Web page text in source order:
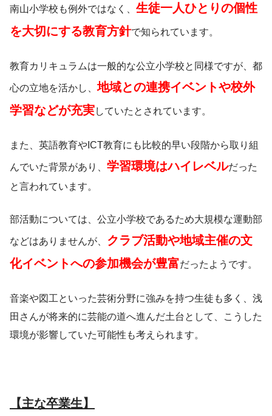
南山小学校も例外ではなく、 生徒一人ひとりの個性
を大切にする教育方針で知られています。
教育カリキュラムは一般的な公立小学校と同様ですが、都
心の立地を活かし、地域との連携イベントや校外
学習などが充実していたとされています。
また、英語教育やICT教育にも比較的早い段階から取り組
んでいた背景があり、 学習環境はハイレベルだった
と言われています。
部活動については、公立小学校であるため大規模な運動部
などはありませんが、 クラブ活動や地域主催の文
化イベントへの参加機会が豊富だったようです。
音楽や図工といった芸術分野に強みを持つ生徒も多く、浅
田さんが将来的に芸能の道へ進んだ土台として、こうした
環境が影響していた可能性も考えられます。
【主な卒業生】